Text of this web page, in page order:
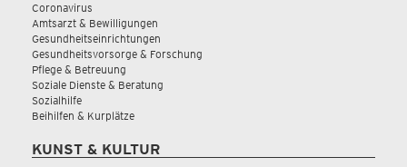
Coronavirus
Amtsarzt & Bewilligungen
Gesundheitseinrichtungen
Gesundheitsvorsorge & Forschung
Pflege & Betreuung
Soziale Dienste & Beratung
Sozialhilfe
Beihilfen & Kurplätze
KUNST & KULTUR